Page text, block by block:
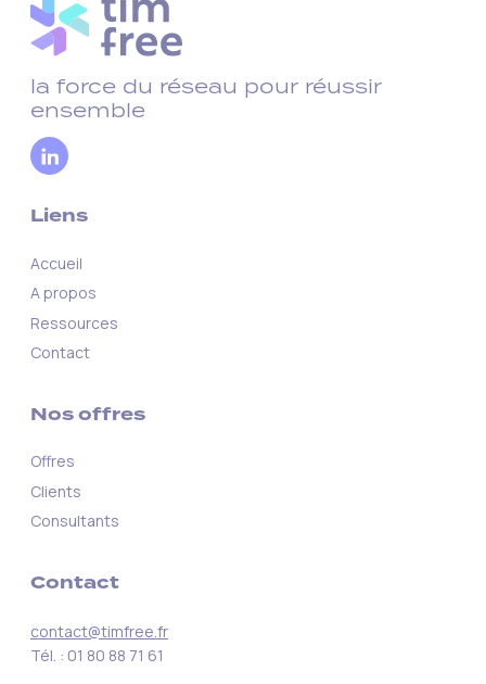
la force du réseau pour réussir
ensemble
Liens
Accueil
A propos
Ressources
Contact
Nos offres
Offres
Clients
Consultants
Contact
contact@timfree.fr
Tél. : 01 80 88 71 61